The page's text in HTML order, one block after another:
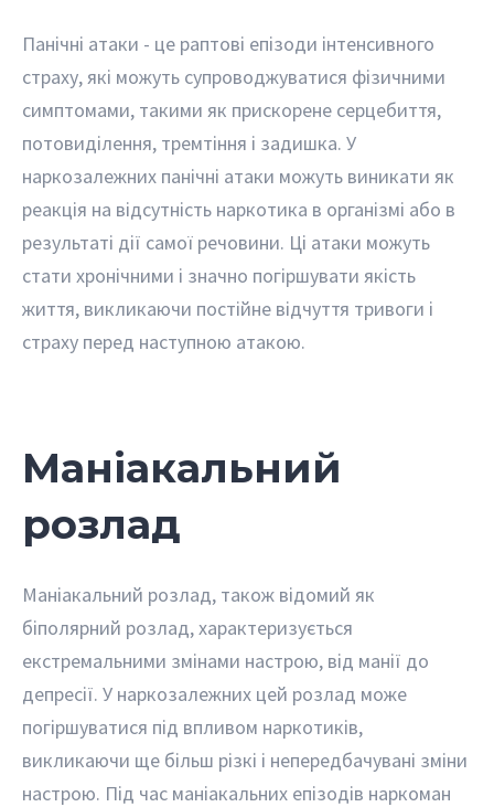
Панічні атаки - це раптові епізоди інтенсивного
страху, які можуть супроводжуватися фізичними
симптомами, такими як прискорене серцебиття,
потовиділення, тремтіння і задишка. У
наркозалежних панічні атаки можуть виникати як
реакція на відсутність наркотика в організмі або в
результаті дії самої речовини. Ці атаки можуть
стати хронічними і значно погіршувати якість
життя, викликаючи постійне відчуття тривоги і
страху перед наступною атакою.
Маніакальний
розлад
Маніакальний розлад, також відомий як
біполярний розлад, характеризується
екстремальними змінами настрою, від манії до
депресії. У наркозалежних цей розлад може
погіршуватися під впливом наркотиків,
викликаючи ще більш різкі і непередбачувані зміни
настрою. Під час маніакальних епізодів наркоман